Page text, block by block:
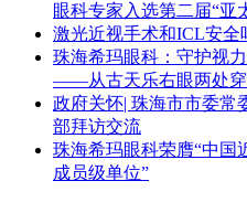
眼科专家入选第二届“亚
激光近视手术和ICL安全
珠海希玛眼科：守护视
——从古天乐右眼两处穿
政府关怀| 珠海市市委常
部拜访交流
珠海希玛眼科荣膺“中国
成员级单位”